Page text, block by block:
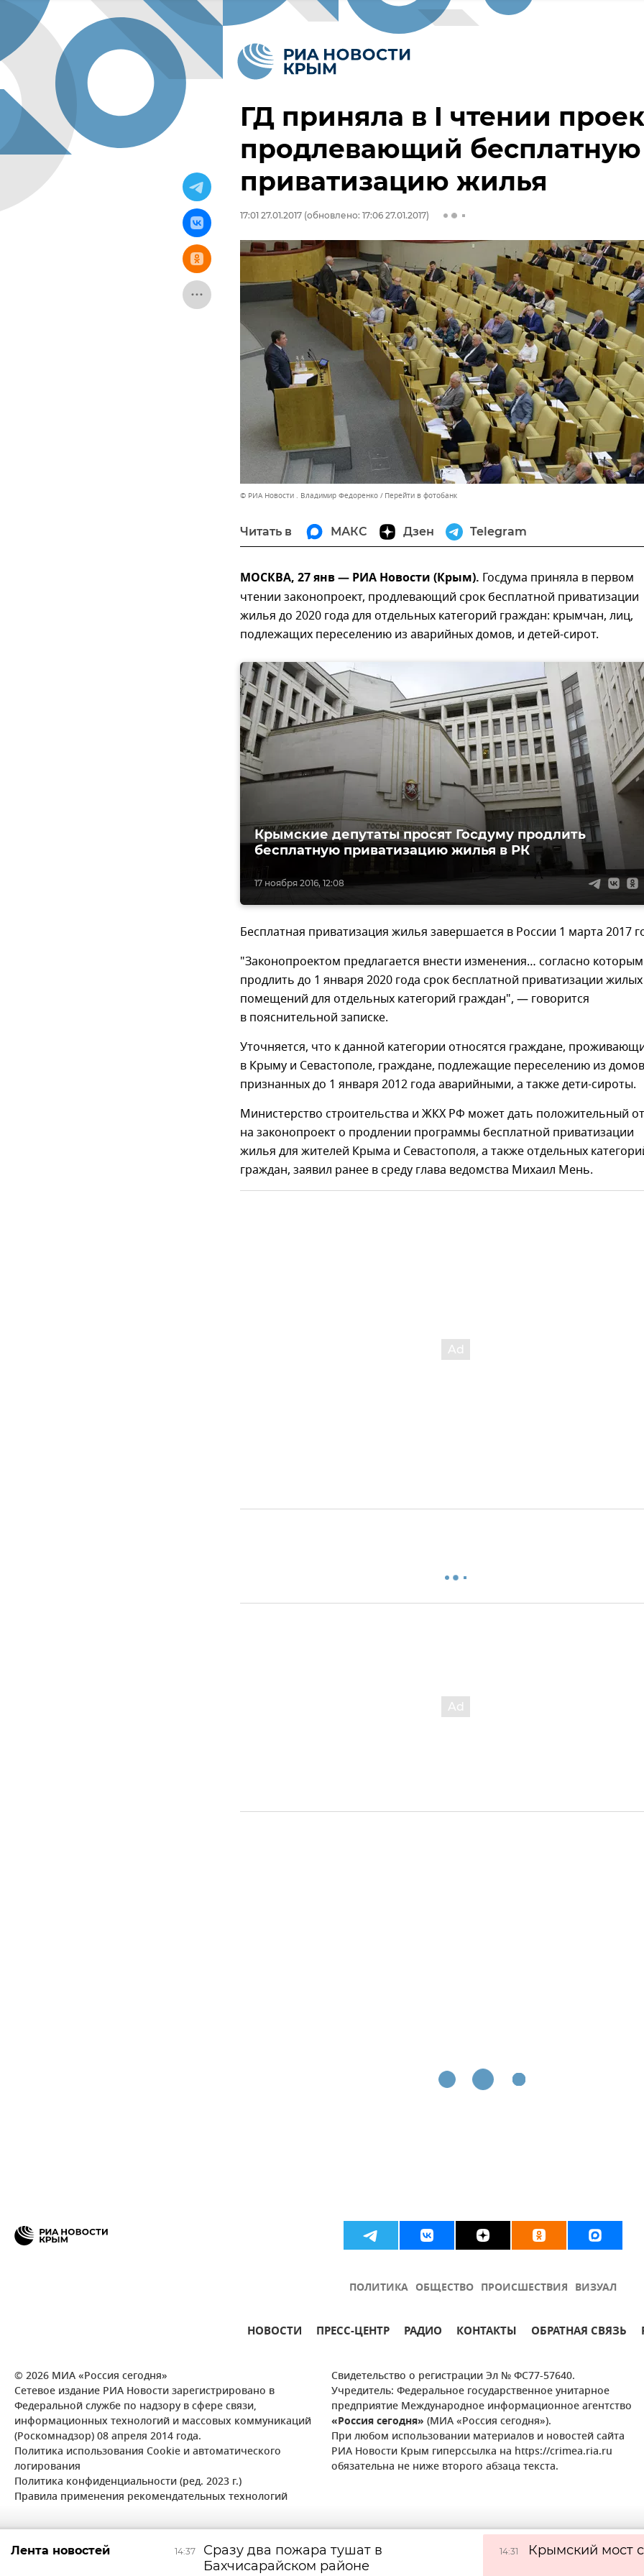
ГД приняла в I чтении
продлевающий бесплатную
приватизацию жилья
17:01 27.01.2017 (обновлено: 17:06 27.01.2017)
© РИА Новости . Владимир Федоренко Перейти в фотобанк
Читать в МАКС Дзен Telegram
МОСКВА, 27 янв — РИА Новости (Крым). Госдума приняла в первом
чтении законопроект, продлевающий срок бесплатной приватизации
жилья до 2020 года для отдельных категорий граждан: крымчан, лиц,
подлежащих переселению из аварийных домов, и детей-сирот.
17 ноября 2016, 12:08
Крымские депутаты просят Госдуму продлить
бесплатную приватизацию жилья в РК
Бесплатная приватизация жилья завершается в России 1 марта 2017
"Законопроектом предлагается внести изменения… согласно которым
продлить до 1 января 2020 года срок бесплатной приватизации жилых
помещений для отдельных категорий граждан", — говорится
в пояснительной записке.
Уточняется, что к данной категории относятся граждане,
в Крыму и Севастополе, граждане, подлежащие переселению из
признанных до 1 января 2012 года аварийными, а также дети-сироты.
Министерство строительства и ЖКХ РФ может дать положительный
на законопроект о продлении программы бесплатной приватизации
жилья для жителей Крыма и Севастополя, а также отдельных
граждан, заявил ранее в среду глава ведомства Михаил Мень.
ПОЛИТИКА ОБЩЕСТВО ПРОИСШЕСТВИЯ ВИЗУАЛ
НОВОСТИ ПРЕСС-ЦЕНТР РАДИО КОНТАКТЫ ОБРАТНАЯ СВЯЗЬ
© 2026 МИА «Россия сегодня»
Сетевое издание РИА Новости зарегистрировано в
Федеральной службе по надзору в сфере связи,
информационных технологий и массовых коммуникаций
(Роскомнадзор) 08 апреля 2014 года.
Политика использования Cookie и автоматического
логирования
Политика конфиденциальности (ред. 2023 г.)
Правила применения рекомендательных технологий
Свидетельство о регистрации Эл № ФС77-57640.
Учредитель: Федеральное государственное унитарное
предприятие Международное информационное агентство
«Россия сегодня» (МИА «Россия сегодня»).
При любом использовании материалов и новостей сайта
РИА Новости Крым гиперссылка на https://crimea.ria.ru
обязательна не ниже второго абзаца текста.
14:37
Сразу два пожара тушат в
Бахчисарайском районе
14:31 Крымский мост
Лента новостей